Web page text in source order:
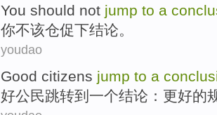
You should not jump to a
你不该仓促下结论。
youdao
Good citizens jump to a
好公民跳转到 一个结论 ： 更好的